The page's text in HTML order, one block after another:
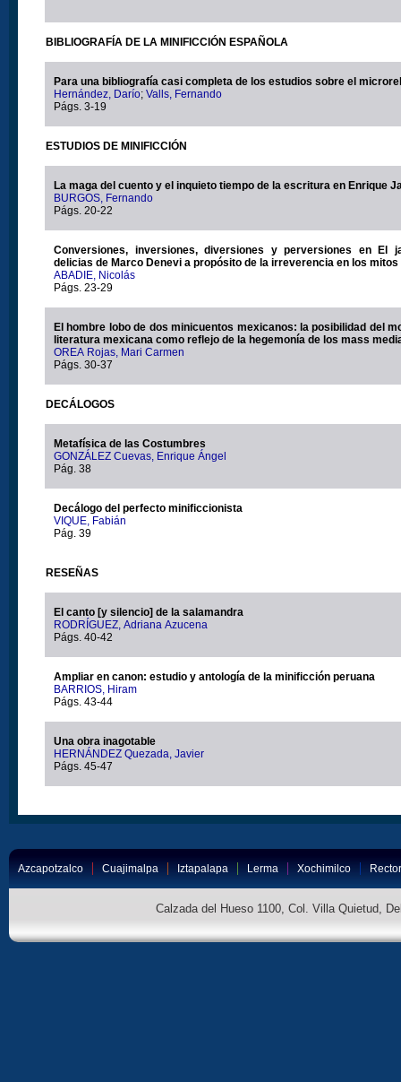
BIBLIOGRAFÍA DE LA MINIFICCIÓN ESPAÑOLA
Para una bibliografía casi completa de los estudios sobre el
Hernández, Darío; Valls, Fernando
Págs. 3-19
ESTUDIOS DE MINIFICCIÓN
La maga del cuento y el inquieto tiempo de la escritura en Enrique
BURGOS, Fernando
Págs. 20-22
Conversiones, inversiones, diversiones y perversiones en El
delicias de Marco Denevi a propósito de la irreverencia en los
ABADIE, Nicolás
Págs. 23-29
El hombre lobo de dos minicuentos mexicanos: la posibilidad del
literatura mexicana como reflejo de la hegemonía de los mass
OREA Rojas, Mari Carmen
Págs. 30-37
DECÁLOGOS
Metafísica de las Costumbres
GONZÁLEZ Cuevas, Enrique Ángel
Pág. 38
Decálogo del perfecto minificcionista
VIQUE, Fabián
Pág. 39
RESEÑAS
El canto [y silencio] de la salamandra
RODRÍGUEZ, Adriana Azucena
Págs. 40-42
Ampliar en canon: estudio y antología de la minificción peruana
BARRIOS, Hiram
Págs. 43-44
Una obra inagotable
HERNÁNDEZ Quezada, Javier
Págs. 45-47
Azcapotzalco Cuajimalpa Iztapalapa Lerma Xochimilco
Calzada del Hueso 1100, Col. Villa Quietud,